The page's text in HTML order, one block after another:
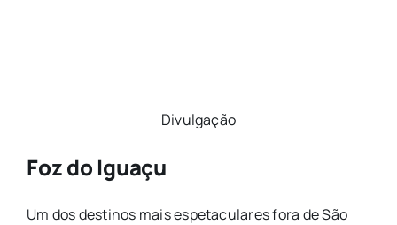
Divulgação
Foz do Iguaçu
Um dos destinos mais espetaculares fora de São